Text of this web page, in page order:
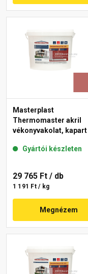
Masterplast
Thermomaster akril
vékonyvakolat, kapart
Gyártói készleten
29 765 Ft / db
1 191 Ft / kg
Megnézem